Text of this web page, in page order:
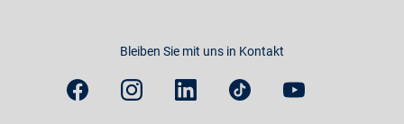
Bleiben Sie mit uns in Kontakt